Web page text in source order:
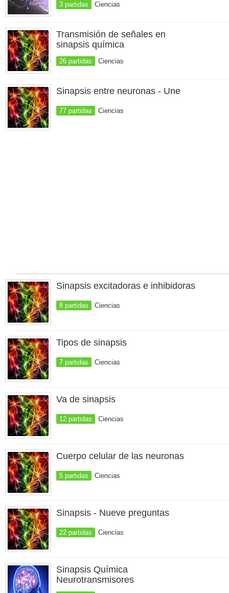
3 partidas Ciencias
Transmisión de señales en
sinapsis química
26 partidas Ciencias
Sinapsis entre neuronas - Une
77 partidas Ciencias
Sinapsis excitadoras e inhibidoras
8 partidas Ciencias
Tipos de sinapsis
7 partidas Ciencias
Va de sinapsis
12 partidas Ciencias
Cuerpo celular de las neuronas
5 partidas Ciencias
Sinapsis - Nueve preguntas
22 partidas Ciencias
Sinapsis Química
Neurotransmisores